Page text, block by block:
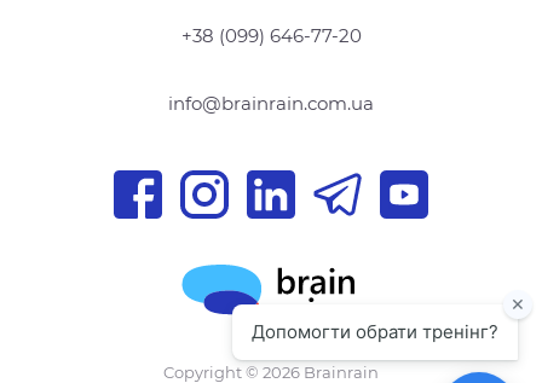
Copyright © 2026 Brainrain
+38 (099) 646-77-20
info@brainrain.com.ua